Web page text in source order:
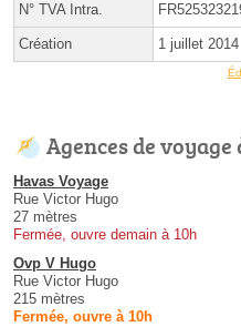
N° TVA Intra.
Création 1 juillet 2014
Agences de
Havas Voyage
Rue Victor Hugo
27 mètres
Fermée, ouvre demain à 10h
Ovp V Hugo
Rue Victor Hugo
215 mètres
Fermée, ouvre à 10h